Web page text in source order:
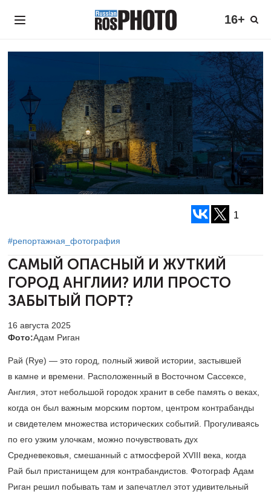
16+
1
#репортажная_фотография
САМЫЙ ОПАСНЫЙ И ЖУТКИЙ
ГОРОД АНГЛИИ? ИЛИ ПРОСТО
ЗАБЫТЫЙ ПОРТ?
16 августа 2025
Фото:Адам Риган
Рай (Rye) — это город, полный живой истории, застывшей
в камне и времени. Расположенный в Восточном Сассексе,
Англия, этот небольшой городок хранит в себе память о веках,
когда он был важным морским портом, центром контрабанды
и свидетелем множества исторических событий. Прогуливаясь
по его узким улочкам, можно почувствовать дух
Средневековья, смешанный с атмосферой XVIII века, когда
Рай был пристанищем для контрабандистов. Фотограф Адам
Риган решил побывать там и запечатлел этот удивительный